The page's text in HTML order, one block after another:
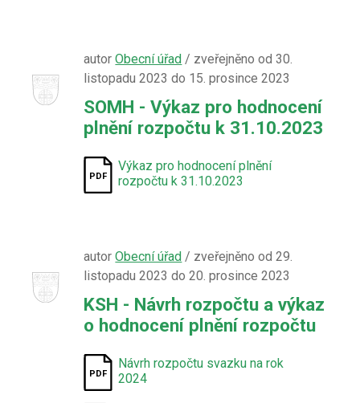
autorObecní úřad / zveřejněno od 30.
listopadu 2023 do 15. prosince 2023
SOMH - Výkaz pro hodnocení
plnění rozpočtu k 31.10.2023
Výkaz pro hodnocení plnění
rozpočtu k 31.10.2023
autorObecní úřad / zveřejněno od 29.
listopadu 2023 do 20. prosince 2023
KSH - Návrh rozpočtu a výkaz
o hodnocení plnění rozpočtu
Návrh rozpočtu svazku na rok
2024